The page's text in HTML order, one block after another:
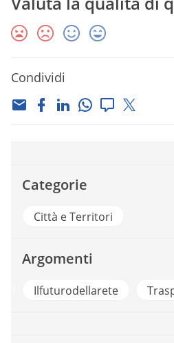
Condividi
Categorie
Città e Territori
Argomenti
Ilfuturodellarete